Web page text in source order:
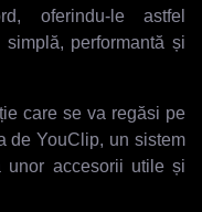
oferindu-le astfel
performantă și
care se va regăsi pe
de YouClip, un sistem
unor accesorii utile și